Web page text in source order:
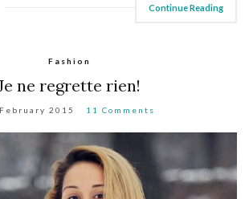
Continue Reading
Fashion
ne regrette rien!
2015 11 Comments